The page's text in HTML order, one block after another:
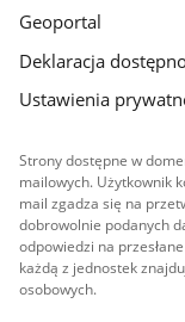
Geoportal
Deklaracja
Ustawienia
Strony dostępne w
mailowych. Użytkownik
mail zgadza się na
dobrowolnie podanych
odpowiedzi na
każdą z jednostek
osobowych.